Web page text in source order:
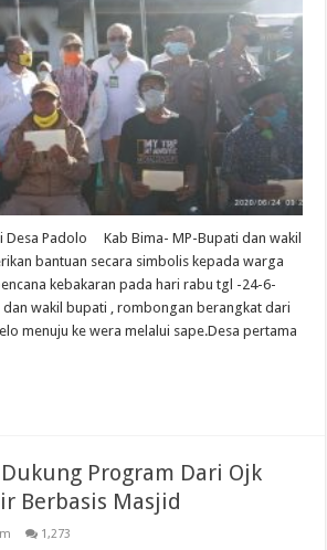
Desa Padolo Kab Bima- MP-Bupati dan wakil
bantuan secara simbolis kepada warga
kebakaran pada hari rabu tgl -24-6-
wakil bupati , rombongan berangkat dari
menuju ke wera melalui sape.Desa pertama
Program Dari Ojk
Berbasis Masjid
1,273